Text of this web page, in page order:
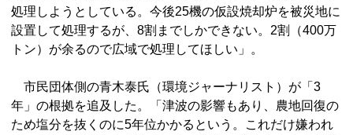
処理しようとしている。今後25機の仮設焼却炉を被災地に
設置して処理するが、8割までしかできない。2割（400万
トン）が余るので広域で処理してほしい」。
市民団体側の青木泰氏（環境ジャーナリスト）が「3
年」の根拠を追及した。「津波の影響もあり、農地回復の
ため塩分を抜くのに5年位かかるという。これだけ嫌われ